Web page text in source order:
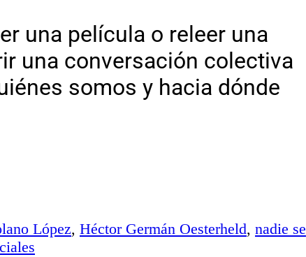
una película o releer una
una conversación colectiva
somos y hacia dónde
López, Héctor Germán Oesterheld, nadie se